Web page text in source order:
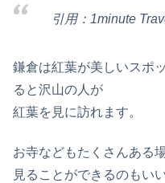
引用：1minute
鎌倉は紅葉が美しいスポ
ると沢山の人が
紅葉を見に訪れます。
お寺などもたくさんある
見ることができるのもい